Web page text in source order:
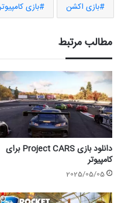
بازی اکشن بازی
مطالب مرتبط
دانلود بازی Project CARS برای
کامپیوتر
2025/05/05